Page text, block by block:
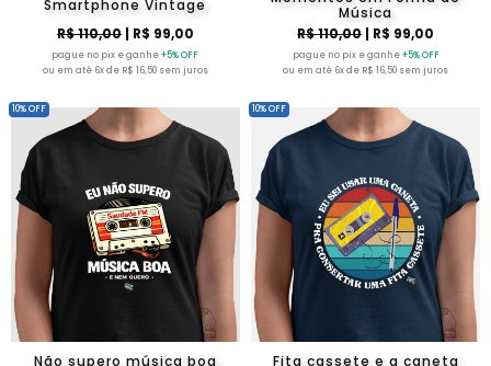
Smartphone Vintage
R$ 110,00| R$ 99,00
pague no pix e ganhe+5% OFF
ou em até 6x de R$ 16,50 sem juros
Música
R$ 110,00| R$ 99,00
pague no pix e ganhe+5% OFF
ou em até 6x de R$ 16,50 sem juros
Não supero música boa
10% OFF
Fita cassete e a caneta
10% OFF